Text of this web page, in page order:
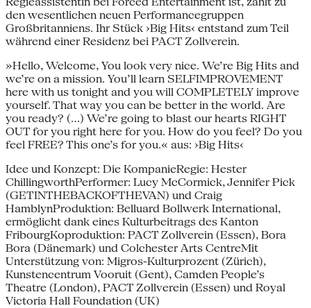
den wesentlichen neuen Performancegruppen
Großbritanniens. Ihr Stück ›Big Hits‹ entstand zum Teil
während einer Residenz bei PACT Zollverein.
»Hello, Welcome, You look very nice. We’re Big Hits and
we’re on a mission. You’ll learn SELFIMPROVEMENT
here with us tonight and you will COMPLETELY improve
yourself. That way you can be better in the world. Are
you ready? (...) We’re going to blast our hearts RIGHT
OUT for you right here for you. How do you feel? Do you
feel FREE? This one’s for you.« aus: ›Big Hits‹
Idee und Konzept: Die KompanieRegie: Hester
ChillingworthPerformer: Lucy McCormick, Jennifer Pick
(GETINTHEBACKOFTHEVAN) und Craig
HamblynProduktion: Belluard Bollwerk International,
ermöglicht dank eines Kulturbeitrags des Kanton
FribourgKoproduktion: PACT Zollverein (Essen), Bora
Bora (Dänemark) und Colchester Arts CentreMit
Unterstützung von: Migros-Kulturprozent (Zürich),
Kunstencentrum Vooruit (Gent), Camden People’s
Theatre (London), PACT Zollverein (Essen) und Royal
Victoria Hall Foundation (UK)